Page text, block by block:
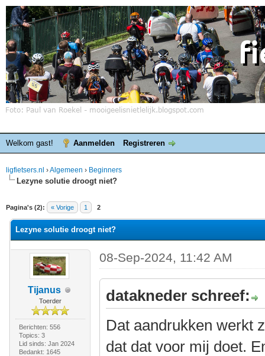
Welkom gast! Aanmelden Registreren
ligfietsers.nl ›Algemeen › Beginners
Lezyne solutie droogt niet?
Pagina's (2): « Vorige 1 2
waardering is 0
Lezyne solutie droogt niet?
Tijanus
Toerder
Berichten: 556
Topics: 3
Lid sinds: Jan 2024
Bedankt: 1645
08-Sep-2024, 11:42 AM
datakneder schreef:
Dat aandrukken werkt
dat dat voor mij doet.